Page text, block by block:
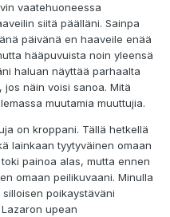
vaatehuoneessa
siitä päälläni. Sainpa
päivänä en haaveile enää
hääpuvuista noin yleensä
haluan näyttää parhaalta
näin voisi sanoa. Mitä
muutamia muuttujia.
on kroppani. Tällä hetkellä
lainkaan tyytyväinen omaan
painoa alas, mutta ennen
omaan peilikuvaani. Minulla
poikaystäväni
upean